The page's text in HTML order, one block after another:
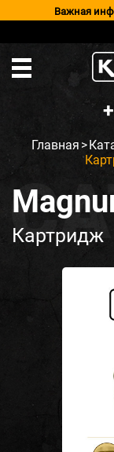
Важная
Главная >
Картридж